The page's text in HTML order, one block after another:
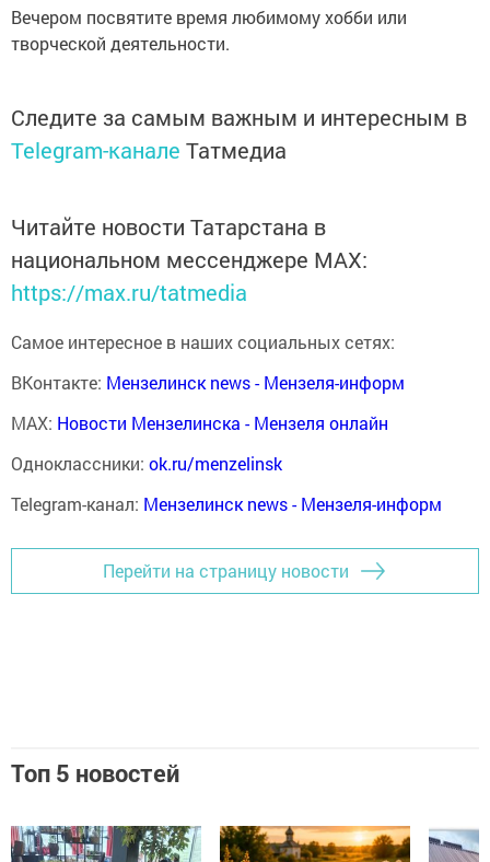
Вечером посвятите время любимому хобби или
творческой деятельности.
Следите за самым важным и интересным в
Telegram-канале Татмедиа
Читайте новости Татарстана в
национальном мессенджере MАХ:
https://max.ru/tatmedia
Самое интересное в наших социальных сетях:
ВКонтакте: Мензелинск news - Мензеля-информ
MAX: Новости Мензелинска - Мензеля онлайн
Одноклассники: ok.ru/menzelinsk
Telegram-канал: Мензелинск news - Мензеля-информ
Перейти на страницу новости
Топ 5 новостей